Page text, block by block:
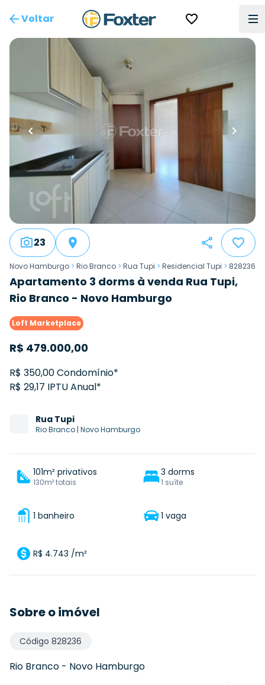
Voltar
23
Novo Hamburgo > Rio Branco > Rua Tupi > Residencial Tupi > 828236
Apartamento 3 dorms à venda Rua Tupi,
Rio Branco - Novo Hamburgo
Loft Marketplace
R$ 479.000,00
R$ 350,00 Condomínio*
R$ 29,17 IPTU Anual*
Rua Tupi
Rio Branco | Novo Hamburgo
101m² privativos
130m² totais
3 dorms
1 suíte
1 banheiro 1 vaga
R$ 4.743 /m²
Sobre o imóvel
Código 828236
Rio Branco - Novo Hamburgo